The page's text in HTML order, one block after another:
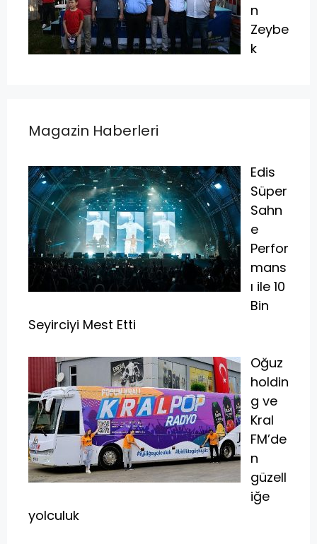
n
Zeybe
k
Magazin Haberleri
Edis
Süper
Sahn
e
Perfor
mans
ı ile 10
Bin
Seyirciyi Mest Etti
Oğuz
holdin
g ve
Kral
FM’de
n
güzell
iğe
yolculuk